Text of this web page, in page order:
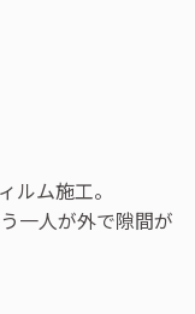
ルム施工。
一人が外で隙間が